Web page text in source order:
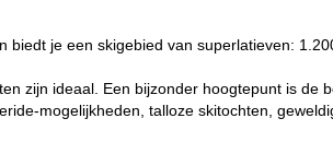
biedt je een skigebied van superlatieven:
zijn ideaal. Een bijzonder hoogtepunt is de
mogelijkheden, talloze skitochten,